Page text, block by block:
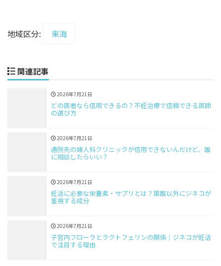
地域区分: 東海
関連記事
2026年7月21日
どの医者なら信用できるの？不妊治療で信頼できる医師
の選び方
2026年7月21日
通院先の婦人科クリニックが信用できないんだけど、誰
に相談したらいい？
2026年7月21日
妊活に必要な栄養素・サプリとは？葉酸以外にジネコが
重視する成分
2026年7月21日
子宮内フローラとラクトフェリンの関係｜ジネコが妊活
で注目する理由